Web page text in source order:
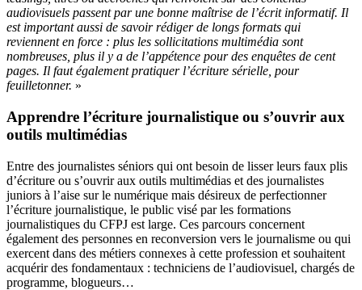
audiovisuels passent par une bonne maîtrise de l’écrit informatif. Il
est important aussi de savoir rédiger de longs formats qui
reviennent en force : plus les sollicitations multimédia sont
nombreuses, plus il y a de l’appétence pour des enquêtes de cent
pages. Il faut également pratiquer l’écriture sérielle, pour
feuilletonner. »
Apprendre l’écriture journalistique ou s’ouvrir aux
outils multimédias
Entre des journalistes séniors qui ont besoin de lisser leurs faux plis
d’écriture ou s’ouvrir aux outils multimédias et des journalistes
juniors à l’aise sur le numérique mais désireux de perfectionner
l’écriture journalistique, le public visé par les formations
journalistiques du CFPJ est large. Ces parcours concernent
également des personnes en reconversion vers le journalisme ou qui
exercent dans des métiers connexes à cette profession et souhaitent
acquérir des fondamentaux : techniciens de l’audiovisuel, chargés de
programme, blogueurs…